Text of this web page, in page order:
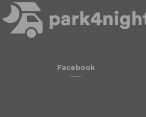
Facebook